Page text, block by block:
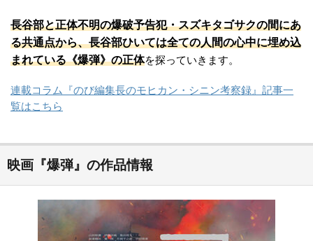
長谷部と正体不明の爆破予告犯・スズキタゴサクの間にあ
る共通点から、長谷部ひいては全ての人間の心中に埋め込
まれている《爆弾》の正体を探っていきます。
連載コラム『のび編集長のモヒカン・シニン考察録』記事一
覧はこちら
映画『爆弾』の作品情報